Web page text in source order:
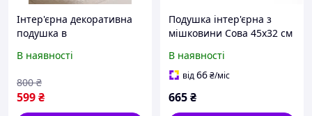
Інтер'єрна декоративна
подушка в
45х45 см з китицями та
бавовна (60163/52)
В наявності
599₴
800 ₴
Подушка інтер'єрна з
мішковини Сова 45x32 см
В наявності
від66₴/міс
665₴